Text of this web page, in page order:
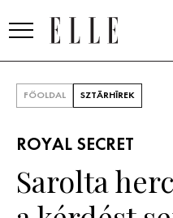
SZÉPSÉG
FŐOLDAL SZTÁRHÍREK
ROYAL SECRET
Sarolta